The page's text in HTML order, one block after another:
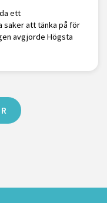
ett
saker att tänka på för
avgjorde Högsta